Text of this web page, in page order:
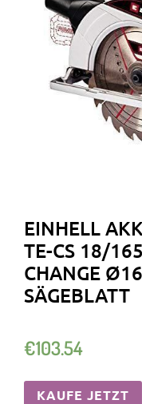
EINHELL
TE-CS 18/
CHANGE
SÄGEBLATT
€103.54
KAUFE JETZT